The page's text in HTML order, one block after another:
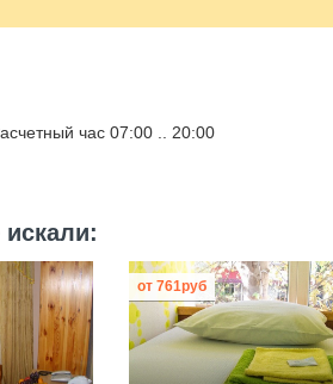
час 07:00 .. 20:00
от761руб